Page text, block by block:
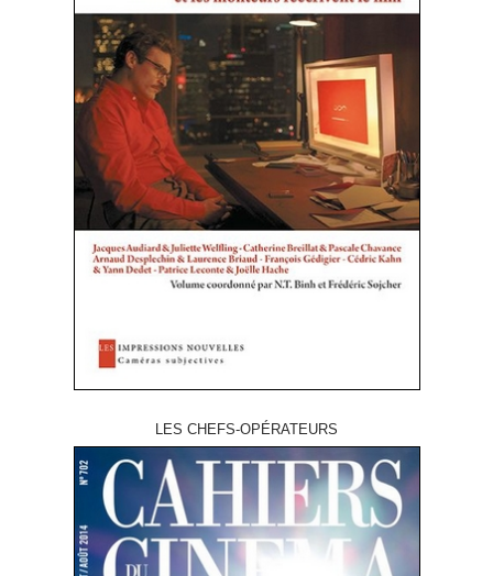
LES CHEFS-OPÉRATEURS